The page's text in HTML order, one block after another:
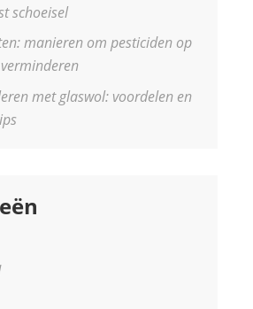
schoeisel
manieren om pesticiden op
met glaswol: voordelen en